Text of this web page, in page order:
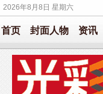
2026年8月8日 星期六
首页 封面人物 资讯